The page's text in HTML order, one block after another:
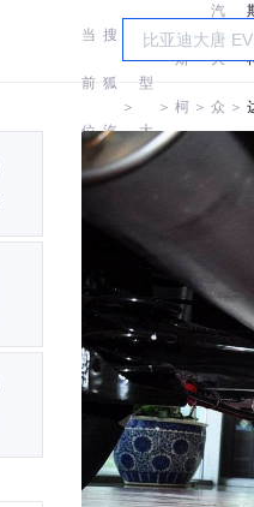
当
前
位
置:
搜
狐
汽
车
＞
车
型
大
＞
斯
柯 ＞
汽
大
众
柯
＞